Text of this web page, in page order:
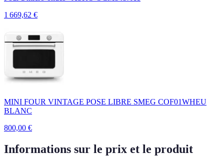
1 669,62 €
MINI FOUR VINTAGE POSE LIBRE SMEG COF01WHEU
BLANC
800,00 €
Informations sur le prix et le produit